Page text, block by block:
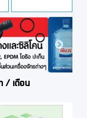
Next
/ เดือน